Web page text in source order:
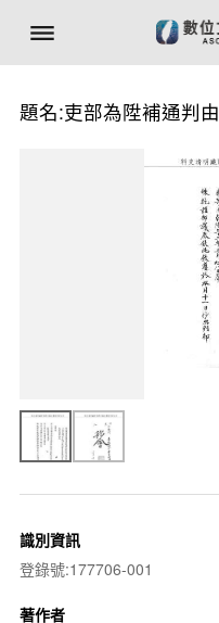
題名:吏部為陞補通判由
識別資訊
登錄號:177706-001
著作者